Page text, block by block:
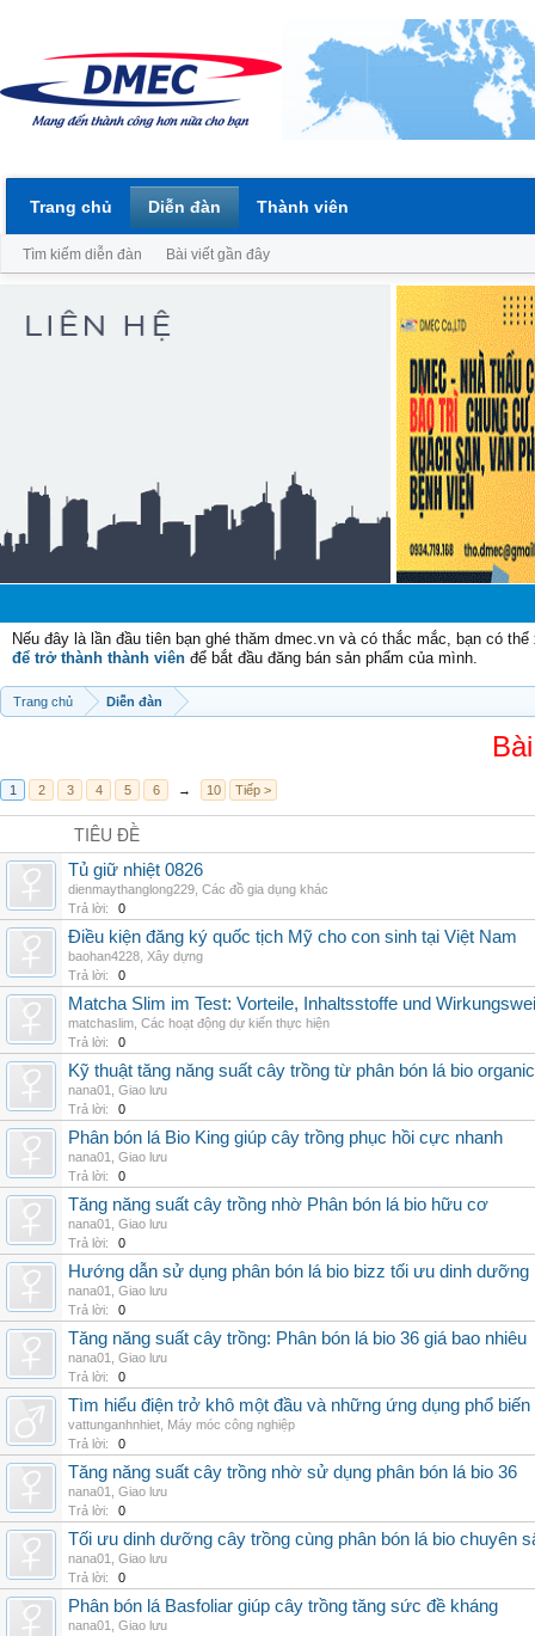
Nếu đây là lần đầu tiên bạn ghé thăm dmec.vn và có thắc mắc, bạn có
để trở thành thành viên để bắt đầu đăng bán sản phẩm của mình.
Trang chủ Diễn đàn
1 2 3 4 5 6 → 10 Tiếp >
TIÊU ĐỀ
Tủ giữ nhiệt 0826
dienmaythanglong229 Các đồ gia dụng khác
Trả lời:
0
Điều kiện đăng ký quốc tịch Mỹ cho con sinh tại Việt Nam
baohan4228 Xây dựng
Trả lời:
0
Matcha Slim im Test: Vorteile, Inhaltsstoffe und
matchaslim Các hoạt động dự kiến thực hiện
Trả lời:
0
Kỹ thuật tăng năng suất cây trồng từ phân bón lá bio organic
nana01
Giao lưu
Trả lời:
0
Phân bón lá Bio King giúp cây trồng phục hồi cực nhanh
nana01
Giao lưu
Trả lời:
0
Tăng năng suất cây trồng nhờ Phân bón lá bio hữu cơ
nana01
Giao lưu
Trả lời:
0
Hướng dẫn sử dụng phân bón lá bio bizz tối ưu dinh dưỡng
nana01
Giao lưu
Trả lời:
0
Tăng năng suất cây trồng: Phân bón lá bio 36 giá bao nhiêu
nana01
Giao lưu
Trả lời:
0
Tìm hiểu điện trở khô một đầu và những ứng dụng phổ
vattunganhnhiet Máy móc công nghiệp
Trả lời:
0
Tăng năng suất cây trồng nhờ sử dụng phân bón lá bio 36
nana01
Giao lưu
Trả lời:
0
Tối ưu dinh dưỡng cây trồng cùng phân bón lá bio chuyên
nana01
Giao lưu
Trả lời:
0
Phân bón lá Basfoliar giúp cây trồng tăng sức đề kháng
nana01
Giao lưu
Trang chủ Diễn đàn
Tìm kiếm diễn đàn Bài viết gần đây
Thành viên